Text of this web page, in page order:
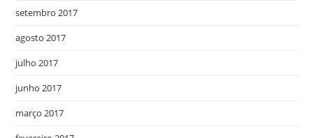
setembro 2017
agosto 2017
julho 2017
junho 2017
março 2017